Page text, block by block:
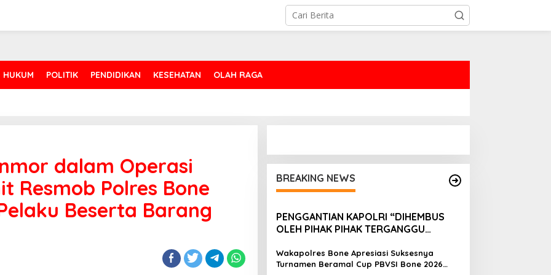
HUKUM POLITIK PENDIDIKAN KESEHATAN OLAH RAGA
dalam Operasi
Resmob Polres Bone
Beserta Barang
BREAKING NEWS
PENGGANTIAN KAPOLRI “DIHEMBUS
OLEH PIHAK PIHAK TERGANGGU
Wakapolres Bone Apresiasi Suksesnya
Turnamen Beramal Cup PBVSI Bone 2026